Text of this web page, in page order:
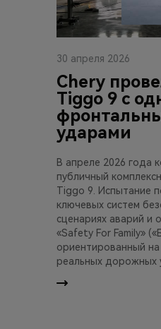
30 апреля 2026
Chery
Tiggo 9 с
ударами
В апреле 2026 года
публичный
Tiggo 9. Испытание
ключевых систем
сценариях аварий
«Safety For Family»
ориентированный
реальных дорожных